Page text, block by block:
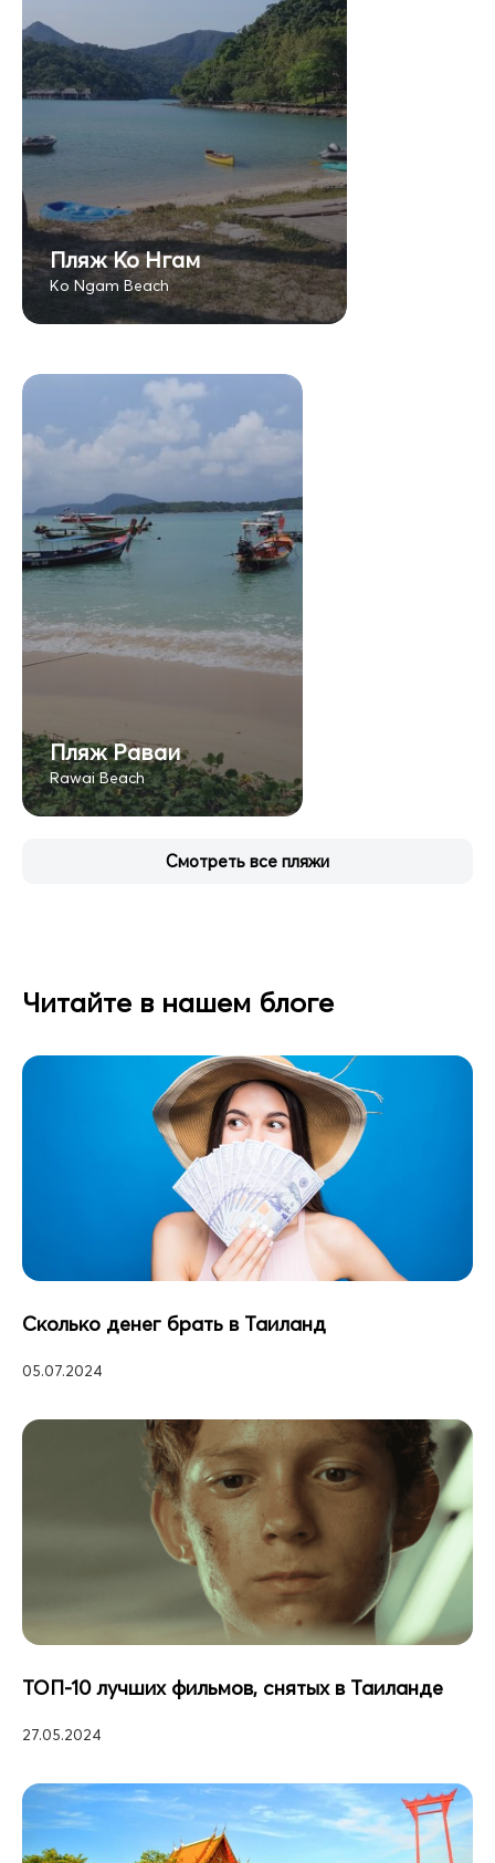
Пляж Ко Нгам
Ko Ngam Beach
Пляж Раваи
Rawai Beach
Смотреть все пляжи
Читайте в нашем блоге
Сколько денег брать в Таиланд
05.07.2024
ТОП-10 лучших фильмов, снятых в Таиланде
27.05.2024